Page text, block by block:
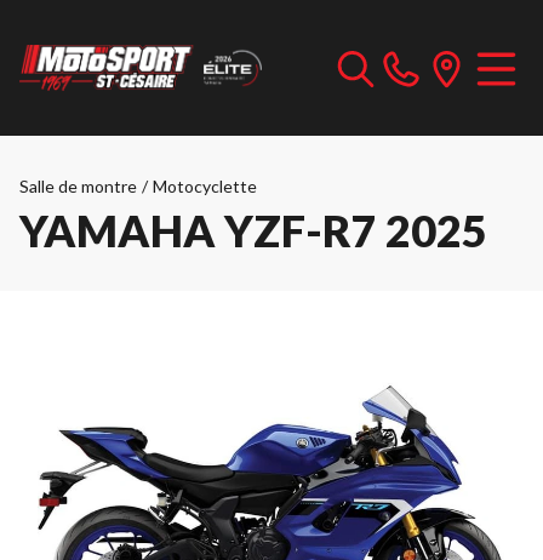
Salle de montre / Motocyclette
YAMAHA YZF-R7 2025